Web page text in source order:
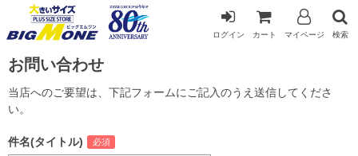
ログイン カート マイページ 検索
お問い合わせ
当店へのご要望は、下記フォームにご記入のうえ送信してくださ
い。
件名(タイトル)